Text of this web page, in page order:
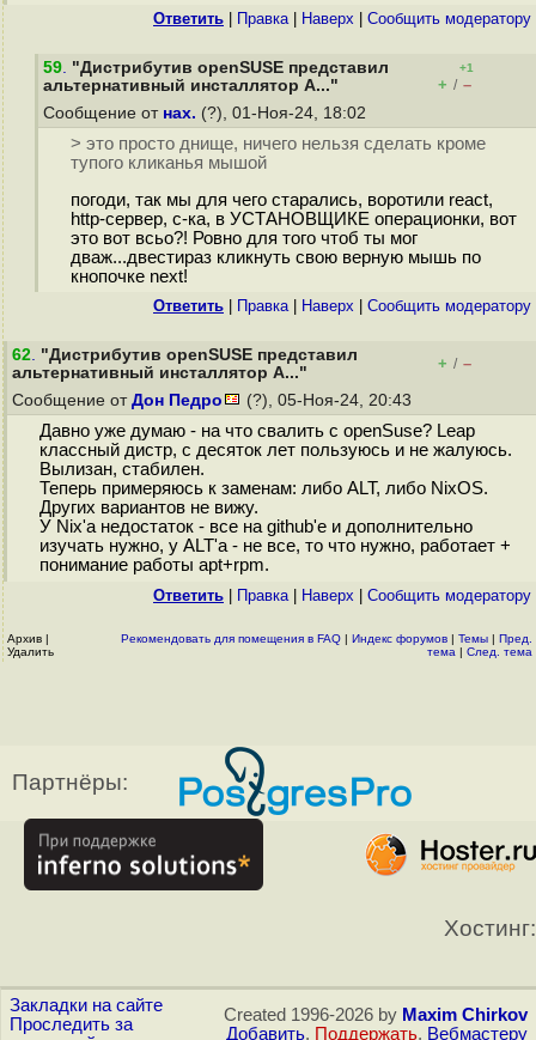
Ответить Правка| Наверх Cообщить модератору
59. "Дистрибутив openSUSE представил
альтернативный инсталлятор A..."
+1
+ / –
Сообщение от нах. (?), 01-Ноя-24, 18:02
> это просто днище, ничего нельзя сделать кроме
тупого кликанья мышой
погоди, так мы для чего старались, воротили react,
http-сервер, с-ка, в УСТАНОВЩИКЕ операционки, вот
это вот всьо?! Ровно для того чтоб ты мог
дваж...двестираз кликнуть свою верную мышь по
кнопочке next!
Ответить Правка| Наверх Cообщить модератору
62. "Дистрибутив openSUSE представил
альтернативный инсталлятор A..."
+ / –
Сообщение от Дон Педро (?), 05-Ноя-24, 20:43
Давно уже думаю - на что свалить с openSuse? Leap
классный дистр, с десяток лет пользуюсь и не жалуюсь.
Вылизан, стабилен.
Теперь примеряюсь к заменам: либо ALT, либо NixOS.
Других вариантов не вижу.
У Nix'а недостаток - все на github'е и дополнительно
изучать нужно, у ALT'а - не все, то что нужно, работает +
понимание работы apt+rpm.
Ответить Правка| Наверх Cообщить модератору
Архив |
Удалить
Рекомендовать для помещения в FAQ | Индекс форумов | Темы | Пред.
тема | След. тема
Партнёры:
Хостинг:
Закладки на сайте
Проследить за
Created 1996-2026 by Maxim Chirkov
Добавить, Поддержать, Вебмастеру